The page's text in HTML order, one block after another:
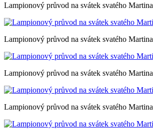
Lampionový průvod na svátek svatého Martina
Lampionový průvod na svátek svatého Martina
Lampionový průvod na svátek svatého Martina
Lampionový průvod na svátek svatého Martina